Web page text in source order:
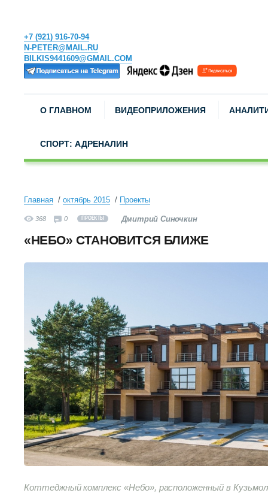
+7 (921) 916-70-94
N-PETER@MAIL.RU
BILKIS9441609@GMAIL.COM
О ГЛАВНОМ ВИДЕОПРИЛОЖЕНИЯ
СПОРТ: АДРЕНАЛИН
Главная октябрь 2015 Проекты
368 0 ПРОЕКТЫ Дмитрий Синочкин
«НЕБО» СТАНОВИТСЯ БЛИЖЕ
Коттеджный комплекс «Небо», расположенный в